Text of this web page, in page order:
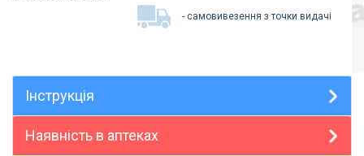
- самовивезення з точки видачі
Інструкція
Наявність в аптеках